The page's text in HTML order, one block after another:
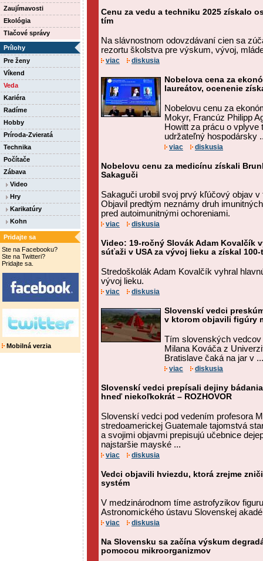
Zaujímavosti
Ekológia
Tlačové správy
Prílohy
Pre ženy
Víkend
Veda
Kariéra
Radíme
Hobby
Príroda-Zvieratá
Technika
Počítače
Zábava
Video
Hry
Karikatúry
Kohn
Pridajte sa
Ste na Facebooku?
Ste na Twitteri?
Pridajte sa.
Mobilná verzia
Cenu za vedu a techniku 2025 získalo
tím
Na slávnostnom odovzdávaní cien sa
rezortu školstva pre výskum, vývoj,
viac diskusia
Nobelova cena za
laureátov, ocenenie
Nobelovu cenu za
Mokyr, Francúz Philipp
Howitt za prácu o vplyve
udržateľný hospodársky
viac diskusia
Nobelovu cenu za medicínu získali
Sakaguči
Sakaguči urobil svoj prvý kľúčový objav v
Objavil predtým neznámy druh
pred autoimunitnými ochoreniami.
viac diskusia
Video: 19-ročný Slovák Adam Kovalčík
súťaži v USA za vývoj lieku a získal
Stredoškolák Adam Kovalčík vyhral
vývoj lieku.
viac diskusia
Slovenskí vedci
v ktorom objavili figúry
Tím slovenských
Milana Kováča z
Bratislave čaká na jar v ...
viac diskusia
Slovenskí vedci prepísali dejiny
hneď niekoľkokrát – ROZHOVOR
Slovenskí vedci pod vedením profesora
stredoamerickej Guatemale tajomstvá
a svojimi objavmi prepisujú učebnice
najstaršie mayské ...
viac diskusia
Vedci objavili hviezdu, ktorá zrejme
systém
V medzinárodnom tíme astrofyzikov
Astronomického ústavu Slovenskej
viac diskusia
Na Slovensku sa začína výskum
pomocou mikroorganizmov